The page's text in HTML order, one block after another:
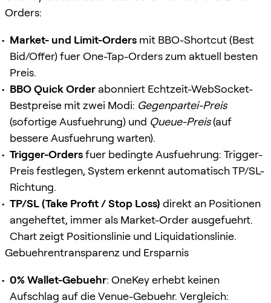
Orders:
Market- und Limit-Orders mit BBO-Shortcut (Best
Bid/Offer) fuer One-Tap-Orders zum aktuell besten
Preis.
BBO Quick Order abonniert Echtzeit-WebSocket-
Bestpreise mit zwei Modi: Gegenpartei-Preis
(sofortige Ausfuehrung) und Queue-Preis(auf
bessere Ausfuehrung warten).
Trigger-Ordersfuer bedingte Ausfuehrung: Trigger-
Preis festlegen, System erkennt automatisch TP/SL-
Richtung.
TP/SL (Take Profit / Stop Loss) direkt an Positionen
angeheftet, immer als Market-Order ausgefuehrt.
Chart zeigt Positionslinie und Liquidationslinie.
Gebuehrentransparenz und Ersparnis
0% Wallet-Gebuehr: OneKey erhebt keinen
Aufschlag auf die Venue-Gebuehr. Vergleich: